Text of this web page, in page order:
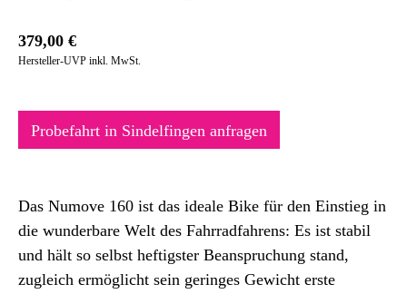
379,00 €
Hersteller-UVP inkl. MwSt.
Probefahrt in Sindelfingen anfragen
Das Numove 160 ist das ideale Bike für den Einstieg in
die wunderbare Welt des Fahrradfahrens: Es ist stabil
und hält so selbst heftigster Beanspruchung stand,
zugleich ermöglicht sein geringes Gewicht erste